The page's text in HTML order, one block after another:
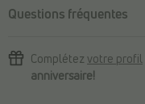
Questions fréquentes
Complétez votre profil
anniversaire!